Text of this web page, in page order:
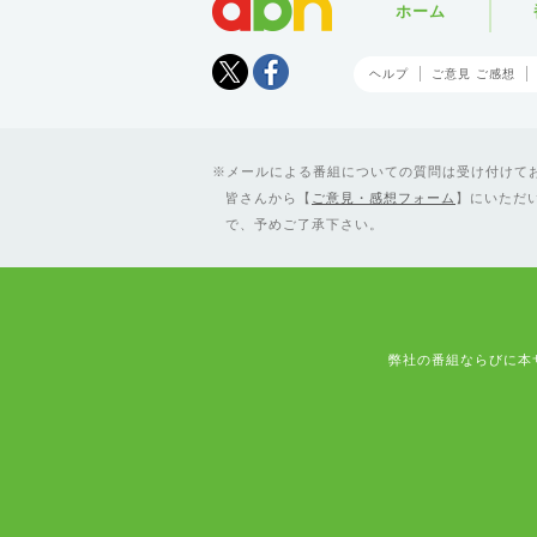
Tweet
ホーム
ヘルプ ご意見 ご感想
メールによる番組についての質問は受け付け
皆さんから【 ご意見・感想フォーム 】にいただ
で、予めご了承下さい。
弊社の番組ならびに